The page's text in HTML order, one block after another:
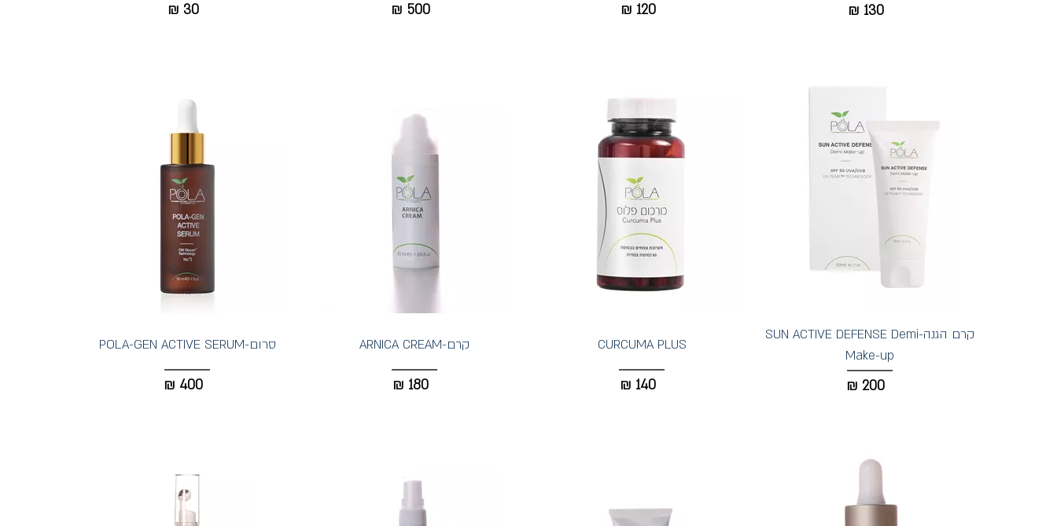
130
₪
120
₪
500
₪
30
₪
קרם הגנה-SUN ACTIVE DEFENSE Demi
Make-up
200
₪
CURCUMA PLUS
140
₪
קרם-ARNICA CREAM
180
₪
סרום-POLA-GEN ACTIVE SERUM
400
₪